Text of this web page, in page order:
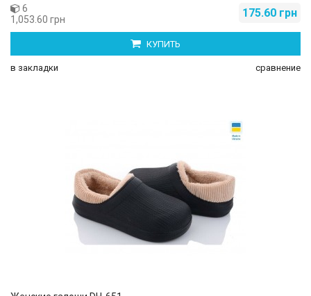
175.60 грн
6
1,053.60 грн
КУПИТЬ
в закладки сравнение